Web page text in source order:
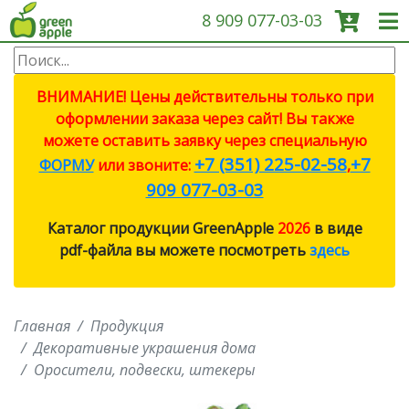
8 909 077-03-03
О КОМПАНИИ
ПРОДУКЦИЯ
САДОВЫЕ ИНСТРУМЕНТЫ
СИСТЕМЫ ПОЛИВА
СИСТЕМЫ ПОЛИВА ECO
СВЕТИЛЬНИКИ И ЛАМПЫ ДЛЯ
ВНИМАНИЕ! Цены действительны только при
оформлении заказа через сайт! Вы также
можете оставить заявку через специальную
ФОРМУили звоните: +7 (351) 225-02-58,+7
909 077-03-03
Каталог продукции GreenApple 2026в виде
pdf-файла вы можете посмотретьздесь
Главная
Продукция
Декоративные украшения дома
Оросители, подвески, штекеры